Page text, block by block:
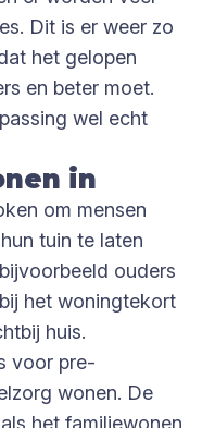
Dit is er weer zo
het gelopen
en beter moet.
wel echt
in
om mensen
tuin te laten
ouders
het woningtekort
huis.
voor pre-
wonen. De
het familiewonen